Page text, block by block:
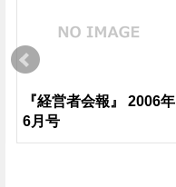
『経営者会報』 2006年
6月号